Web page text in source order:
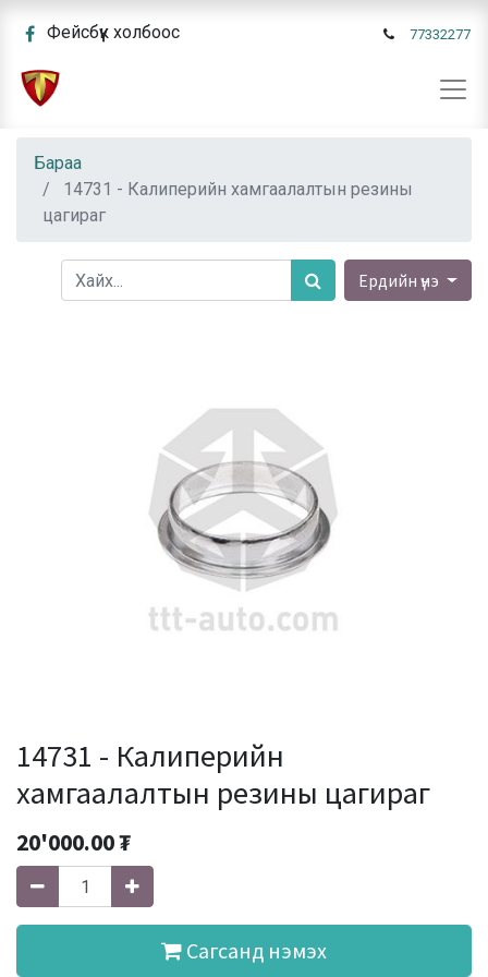
Фейсбүүк холбоос 77332277
Бараа
14731 - Калиперийн хамгаалалтын резины
цагираг
Ердийн үнэ
14731 - Калиперийн
хамгаалалтын резины цагираг
20'000.00₮
Сагсанд нэмэх